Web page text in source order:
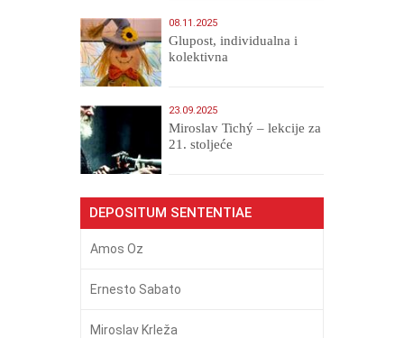
08.11.2025
Glupost, individualna i
kolektivna
23.09.2025
Miroslav Tichý – lekcije za
21. stoljeće
DEPOSITUM SENTENTIAE
Amos Oz
Ernesto Sabato
Miroslav Krleža